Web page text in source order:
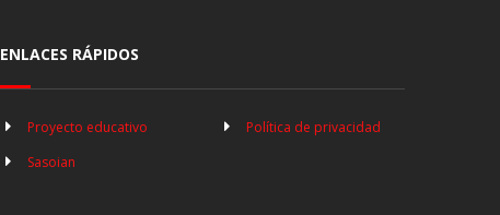
ENLACES RÁPIDOS
Proyecto educativo
Sasoian
Política de privacidad